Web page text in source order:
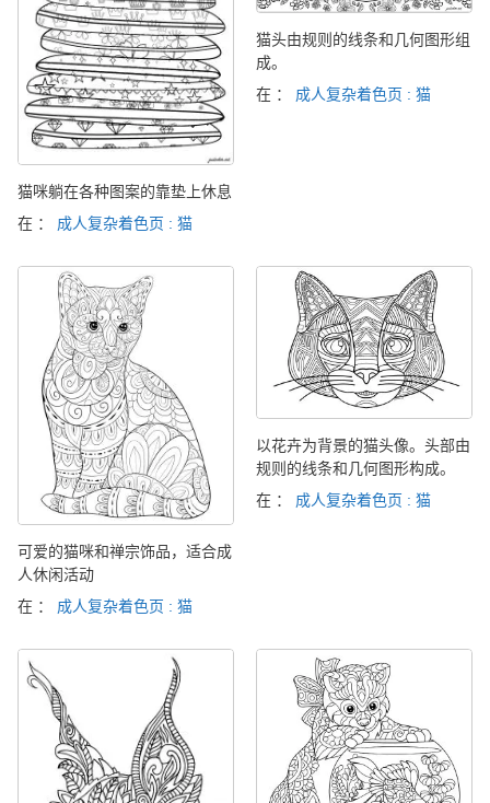
猫咪躺在各种图案的靠垫上休息
在 ： 成人复杂着色页 : 猫
猫头由规则的线条和几何图形组
成。
在 ： 成人复杂着色页 : 猫
可爱的猫咪和禅宗饰品，适合成
人休闲活动
在 ： 成人复杂着色页 : 猫
以花卉为背景的猫头像。头部由
规则的线条和几何图形构成。
在 ： 成人复杂着色页 : 猫